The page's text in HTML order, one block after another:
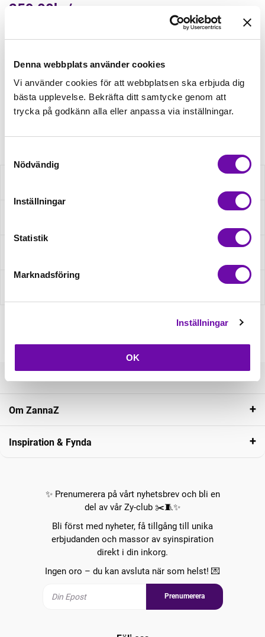
Denna webbplats använder cookies
Vi använder cookies för att webbplatsen ska erbjuda dig
bästa upplevelse. Bekräfta ditt samtycke genom att
trycka på godkänn alla eller anpassa via inställningar.
Nödvändig
Inställningar
Statistik
Marknadsföring
Inställningar
OK
259,00kr/m
Lägg till varukorgen
Finns i lager
Minsta beställning: 0.5 m
Kundservice
Om ZannaZ
Inspiration & Fynda
✨ Prenumerera på vårt nyhetsbrev och bli en
del av vår Zy-club ✂️🧵✨
Bli först med nyheter, få tillgång till unika
erbjudanden och massor av syinspiration
direkt i din inkorg.
Ingen oro – du kan avsluta när som helst! 💌
Prenumerera